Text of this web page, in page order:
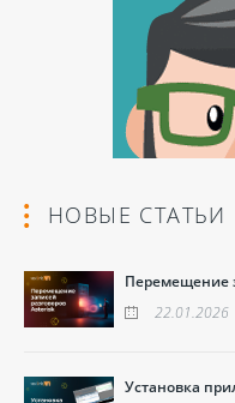
НОВЫЕ СТАТЬИ
Перемещение
22.01.2026
Установка